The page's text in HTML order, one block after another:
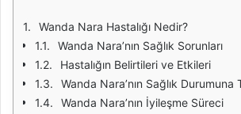
Wanda Nara Hastalığı Nedir?
Wanda Nara’nın Sağlık Sorunları
Hastalığın Belirtileri ve Etkileri
Wanda Nara’nın Sağlık Durumuna
Wanda Nara’nın İyileşme Süreci